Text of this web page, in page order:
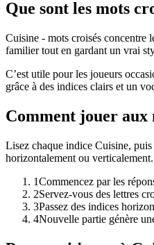
Que sont les mots
Cuisine - mots croisés concentre
familier tout en gardant un vrai
C’est utile pour les joueurs
grâce à des indices clairs et un
Comment jouer aux
Lisez chaque indice Cuisine,
horizontalement ou verticalement.
1Commencez par les
2Servez-vous des lettres
3Passez des indices
4Nouvelle partie génère